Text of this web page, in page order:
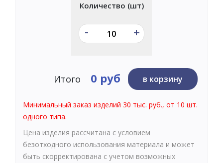
Количество (шт)
- +
Итого 0 руб в корзину
Минимальный заказ изделий 30 тыс. руб., от 10 шт.
одного типа.
Цена изделия рассчитана с условием
безотходного использования материала и может
быть скорректирована с учетом возможных